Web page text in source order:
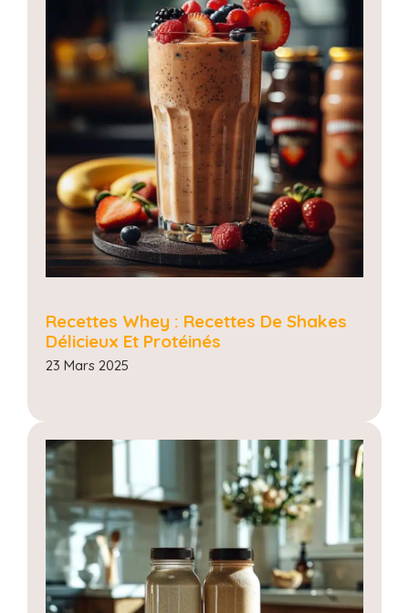
Recettes Whey : Recettes De Shakes
Délicieux Et Protéinés
23 Mars 2025